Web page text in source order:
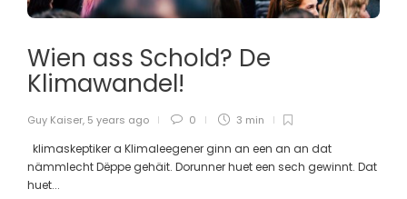
Wien ass Schold? De
Klimawandel!
Guy Kaiser, 5 years ago 0 3 min
klimaskeptiker a Klimaleegener ginn an een an an dat
nämmlecht Dëppe gehäit. Dorunner huet een sech gewinnt. Dat
huet...